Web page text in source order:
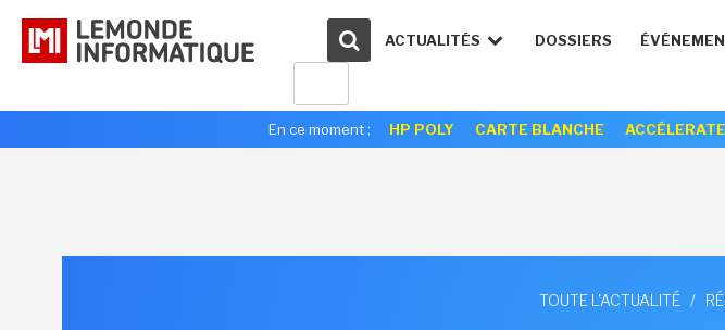
ACTUALITÉS DOSSIERS
En ce moment : HP POLY CARTE BLANCHE
TOUTE L'ACTUALITÉ /